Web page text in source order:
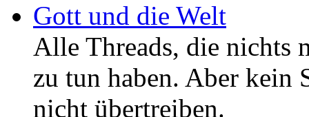
Gott und die Welt
Alle Threads, die nichts
zu tun haben. Aber kein
nicht übertreiben.